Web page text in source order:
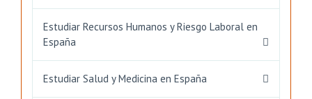
Estudiar Recursos Humanos y Riesgo Laboral en
España
Estudiar Salud y Medicina en España